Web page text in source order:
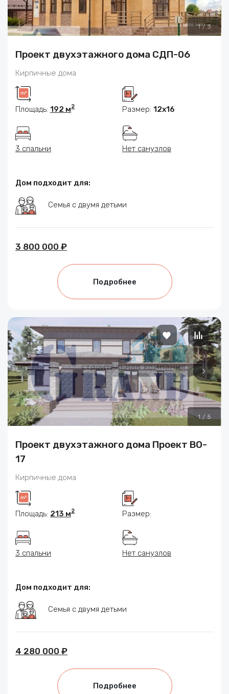
1 / 3
Проект двухэтажного дома СДП-06
Кирпичные дома
Площадь: 192 м2 Размер: 12x16
3 спальни Нет санузлов
Дом подходит для:
Семья с двумя детьми
3 800 000 ₽
Подробнее
1 / 5
Проект двухэтажного дома Проект BO-
17
Кирпичные дома
Площадь: 213 м2 Размер:
3 спальни Нет санузлов
Дом подходит для:
Семья с двумя детьми
4 280 000 ₽
Подробнее